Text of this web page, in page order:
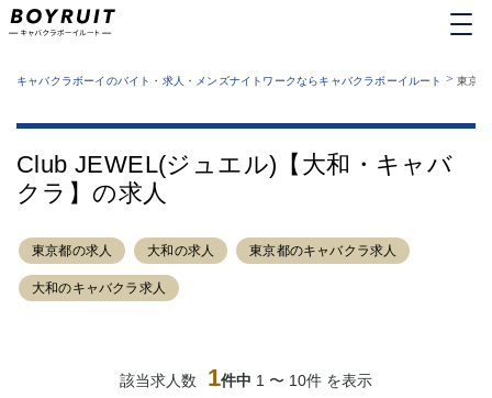
業種から探す
運営者情報
サイトマップ
キャバクラボーイのバイト・求人・メンズナイトワークならキャバクラボーイルート > 東京
Club JEWEL(ジュエル)【大和・キャバ
クラ】の求人
東京都の求人 大和の求人 東京都のキャバクラ求人
大和のキャバクラ求人
該当求人数 1件中 1 〜 10件 を表示
六本木
池袋
新橋
渋谷
大和
錦糸町
八王子
五反田